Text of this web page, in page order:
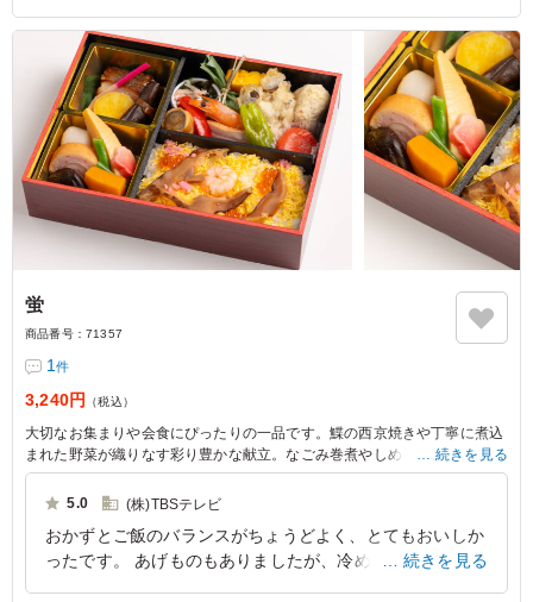
東京都千代田区西神田2026/07/21
蛍
商品番号： 71357
1件
3,240円 （税込）
大切なお集まりや会食にぴったりの一品です。鰈の西京焼きや丁寧に煮込
まれた野菜が織りなす彩り豊かな献立。なごみ巻煮やしめじ天など、心を
込めた味わいが楽しめます。たん熊北店自慢の美味しさをぜひご堪能くだ
さい。
続きを見る
5.0 (株)TBSテレビ
おかずとご飯のバランスがちょうどよく、とてもおいしか
ったです。 あげものもありましたが、冷めてもおいしく
続きを見る